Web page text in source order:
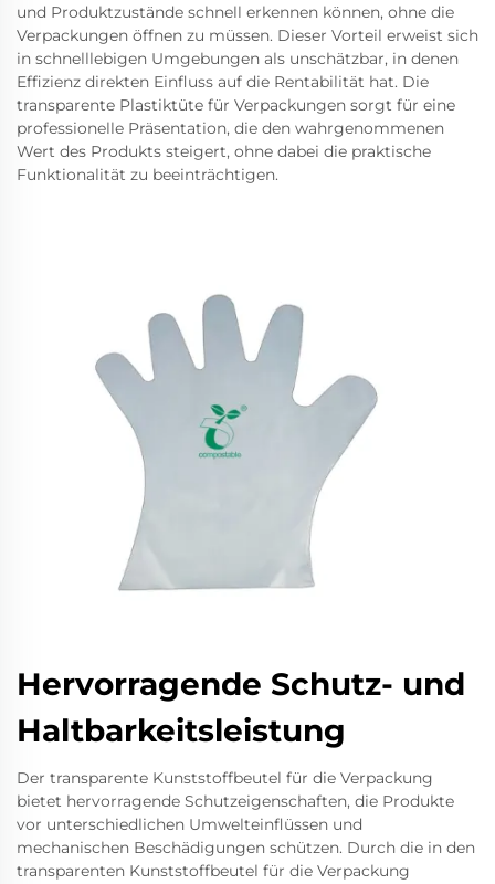
und Produktzustände schnell erkennen können, ohne die
Verpackungen öffnen zu müssen. Dieser Vorteil erweist sich
in schnelllebigen Umgebungen als unschätzbar, in denen
Effizienz direkten Einfluss auf die Rentabilität hat. Die
transparente Plastiktüte für Verpackungen sorgt für eine
professionelle Präsentation, die den wahrgenommenen
Wert des Produkts steigert, ohne dabei die praktische
Funktionalität zu beeinträchtigen.
Hervorragende Schutz- und
Haltbarkeitsleistung
Der transparente Kunststoffbeutel für die Verpackung
bietet hervorragende Schutzeigenschaften, die Produkte
vor unterschiedlichen Umwelteinflüssen und
mechanischen Beschädigungen schützen. Durch die in den
transparenten Kunststoffbeutel für die Verpackung